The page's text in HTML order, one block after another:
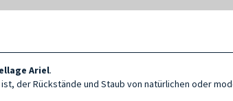
Ariel.
der Rückstände und Staub von natürlichen oder